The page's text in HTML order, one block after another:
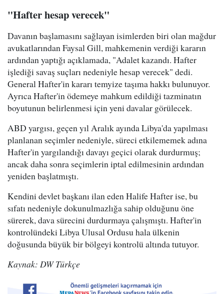
"Hafter hesap verecek"
Davanın başlamasını sağlayan isimlerden biri olan mağdur
avukatlarından Faysal Gill, mahkemenin verdiği kararın
ardından yaptığı açıklamada, "Adalet kazandı. Hafter
işlediği savaş suçları nedeniyle hesap verecek" dedi.
General Hafter'in kararı temyize taşıma hakkı bulunuyor.
Ayrıca Hafter'in ödemeye mahkum edildiği tazminatın
boyutunun belirlenmesi için yeni davalar görülecek.
ABD yargısı, geçen yıl Aralık ayında Libya'da yapılması
planlanan seçimler nedeniyle, süreci etkilememek adına
Hafter'in yargılandığı davayı geçici olarak durdurmuş;
ancak daha sonra seçimlerin iptal edilmesinin ardından
yeniden başlatmıştı.
Kendini devlet başkanı ilan eden Halife Hafter ise, bu
sıfatı nedeniyle dokunulmazlığa sahip olduğunu öne
sürerek, dava sürecini durdurmaya çalışmıştı. Hafter'in
kontrolündeki Libya Ulusal Ordusu hala ülkenin
doğusunda büyük bir bölgeyi kontrolü altında tutuyor.
Kaynak: DW Türkçe